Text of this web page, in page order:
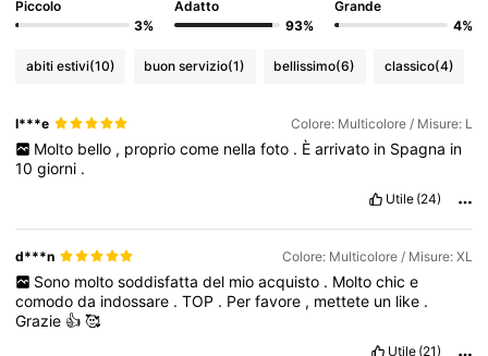
Piccolo
3%
Adatto
93%
Grande
4%
abiti estivi(10) buon servizio(1) bellissimo(6) classico(4)
I***e Colore: Multicolore / Misure: L
Molto bello , proprio come nella foto . È arrivato in Spagna in
10giorni .
Utile (24)
d***n Colore: Multicolore / Misure: XL
Sono molto soddisfatta del mio acquisto . Molto chic e
comododa indossare .TOP . Perfavore , mettete un like .
Grazie 👍🥰
Utile (21)